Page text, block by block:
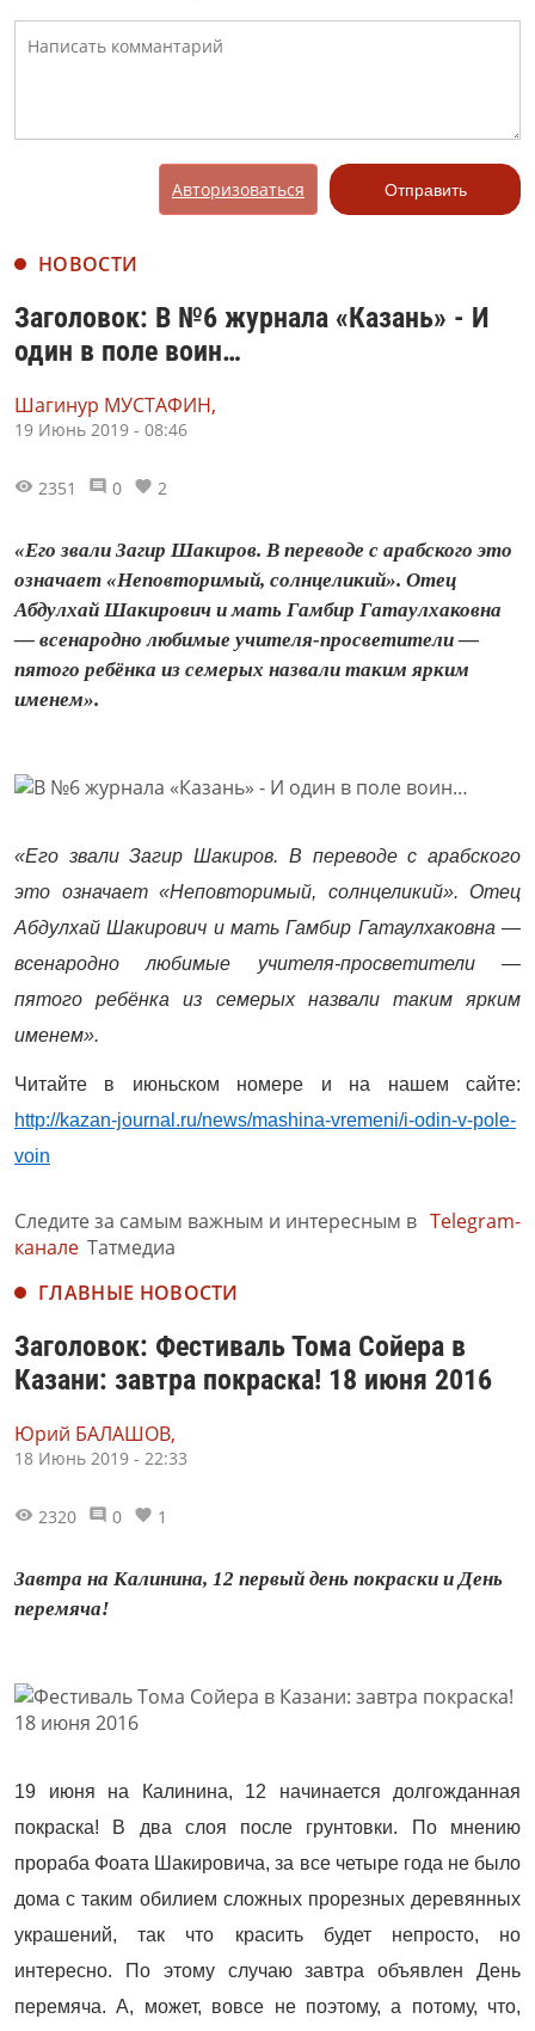
Авторизоваться Отправить
НОВОСТИ
Заголовок: В №6 журнала «Казань» - И
один в поле воин…
Шагинур МУСТАФИН,
19 Июнь 2019 - 08:46
2351 0 2
«Его звали Загир Шакиров. В переводе с арабского это
означает «Неповторимый, солнцеликий». Отец
Абдулхай Шакирович и мать Гамбир Гатаулхаковна
— всенародно любимые учителя-просветители —
пятого ребёнка из семерых назвали таким ярким
именем».
«Его звали Загир Шакиров. В переводе с арабского
это означает «Неповторимый, солнцеликий». Отец
Абдулхай Шакирович и мать Гамбир Гатаулхаковна —
всенародно любимые учителя-просветители —
пятого ребёнка из семерых назвали таким ярким
именем».
Читайте в июньском номере и на нашем сайте:
http://kazan-journal.ru/news/mashina-vremeni/i-odin-v-pole-
voin
Следите за самым важным и интересным в Telegram-
канале Татмедиа
ГЛАВНЫЕ НОВОСТИ
Заголовок: Фестиваль Тома Сойера в
Казани: завтра покраска! 18 июня 2016
Юрий БАЛАШОВ,
18 Июнь 2019 - 22:33
2320 0 1
Завтра на Калинина, 12 первый день покраски и День
перемяча!
19 июня на Калинина, 12 начинается долгожданная
покраска! В два слоя после грунтовки. По мнению
прораба Фоата Шакировича, за все четыре года не было
дома с таким обилием сложных прорезных деревянных
украшений, так что красить будет непросто, но
интересно. По этому случаю завтра объявлен День
перемяча. А, может, вовсе не поэтому, а потому, что,